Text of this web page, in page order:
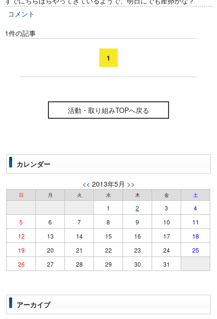
コメント
1件の記事
1
活動・取り組みTOPへ戻る
カレンダー
<< 2013年5月 >>
日 月 火 水 木 金 土
1 2 3
4
5
6 7 8 9 10
11
12
13 14 15 16 17
18
19
20 21 22 23 24
25
26
27 28 29 30 31
アーカイブ